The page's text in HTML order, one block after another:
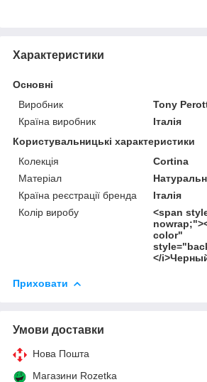
Характеристики
Основні
Виробник
Tony
Країна виробник
Італія
Користувальницькі характеристики
Колекція
Cortina
Матеріал
Країна реєстрації бренда
Італія
Колір виробу
<span
color"
</
Приховати
Умови доставки
Нова Пошта
Магазини Rozetka